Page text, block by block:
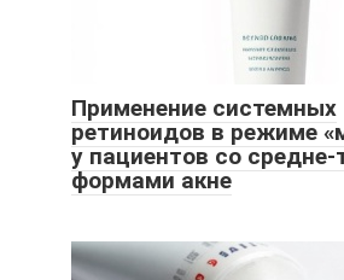
Применение системных
ретиноидов в режиме
у пациентов со
формами акне